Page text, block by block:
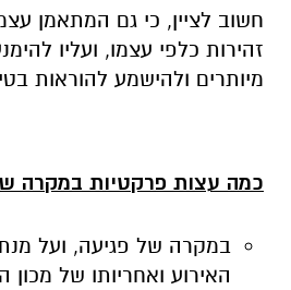
חשוב לציין, כי גם המתאמן
זהירות כלפי עצמו, ועליו
מיותרים ולהישמע להוראות
כמה עצות פרקטיות במקרה
במקרה של פגיעה, ועל
האירוע ואחריותו של